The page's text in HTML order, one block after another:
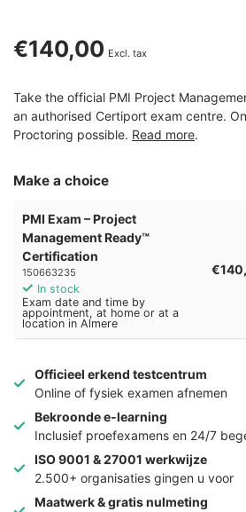
€140,00 Excl. tax
Take the official PMI Project
an authorised Certiport exam centre.
Proctoring possible. Read more.
Make a choice
PMI Exam – Project
Management Ready™
Certification
150663235
In stock
Exam date and time by
appointment, at home or at a
location in Almere
Officieel erkend testcentrum
Online of fysiek examen afnemen
Bekroonde e-learning
Inclusief proefexamens en 24/7
ISO 9001 & 27001 werkwijze
2.500+ organisaties gingen u voor
Maatwerk & gratis nulmeting